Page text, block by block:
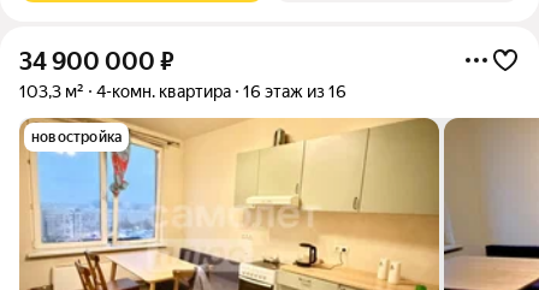
34 900 000 ₽
103,3 м² 4-комн. квартира 16 этаж из 16
новостройка